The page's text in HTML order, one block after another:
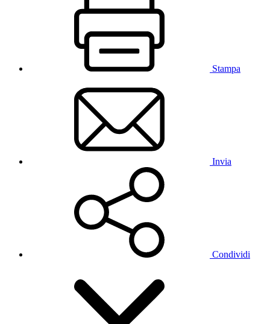
Stampa
Invia
Condividi